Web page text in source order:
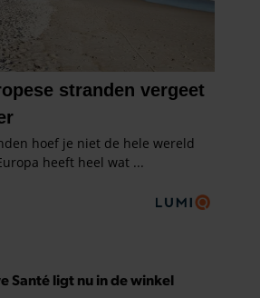
Santé ligt nu in de winkel